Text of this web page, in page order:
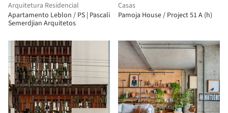
Arquitetura Residencial
Apartamento Leblon / PS | Pascali
Semerdjian Arquitetos
Casas
Pamoja House / Project 51 A (h)